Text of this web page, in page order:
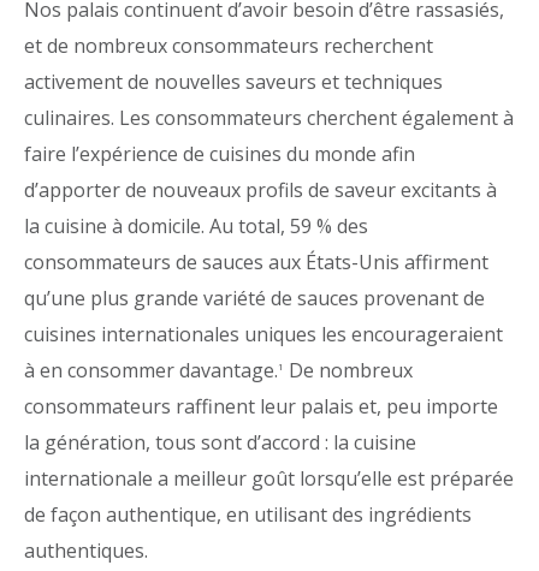
Nos palais continuent d’avoir besoin d’être rassasiés,
et de nombreux consommateurs recherchent
activement de nouvelles saveurs et techniques
culinaires. Les consommateurs cherchent également à
faire l’expérience de cuisines du monde afin
d’apporter de nouveaux profils de saveur excitants à
la cuisine à domicile. Au total, 59 % des
consommateurs de sauces aux États-Unis affirment
qu’une plus grande variété de sauces provenant de
cuisines internationales uniques les encourageraient
à en consommer davantage.1
De nombreux
consommateurs raffinent leur palais et, peu importe
la génération, tous sont d’accord : la cuisine
internationale a meilleur goût lorsqu’elle est préparée
de façon authentique, en utilisant des ingrédients
authentiques.